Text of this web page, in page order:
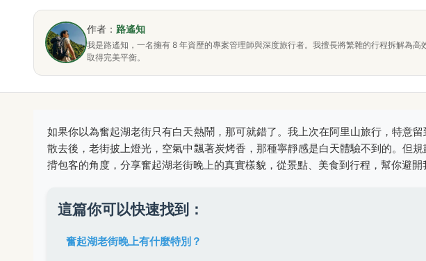
作者： 路遙知
我是路遙知，一名擁有 8 年資歷的專案管理師與深度旅行者。我擅長將繁雜的行程拆解為
取得完美平衡。
如果你以為奮起湖老街只有白天熱鬧，那可就錯了。我上次在阿里山旅行，特意
散去後，老街披上燈光，空氣中飄著炭烤香，那種寧靜感是白天體驗不到的。但
揹包客的角度，分享奮起湖老街晚上的真實樣貌，從景點、美食到行程，幫你避開
這篇你可以快速找到：
奮起湖老街晚上有什麼特別？